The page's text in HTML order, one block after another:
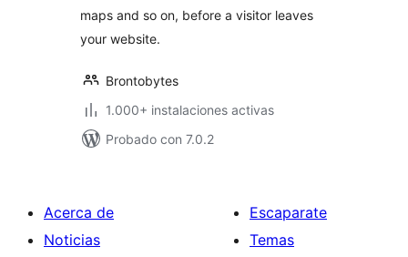
maps and so on, before a visitor leaves
your website.
Brontobytes
1.000+ instalaciones activas
Probado con 7.0.2
Acerca de
Noticias
Escaparate
Temas